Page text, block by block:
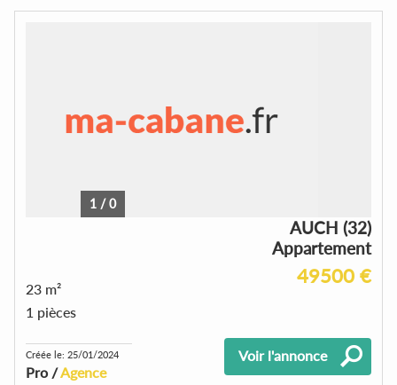
1 /0
AUCH (32)
Appartement
49500 €
23 m²
1 pièces
Créée le: 25/01/2024
Pro /Agence
Voir l'annonce